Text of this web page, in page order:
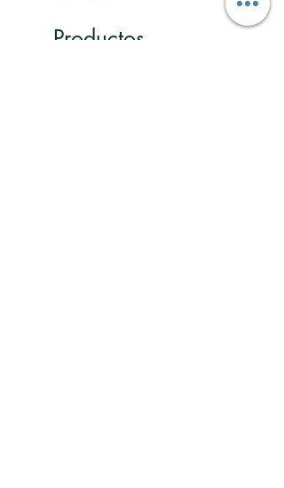
Productos